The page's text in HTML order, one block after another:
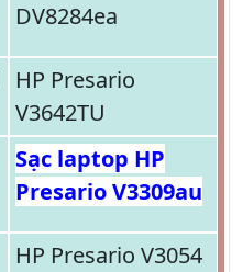
DV8284ea
HP Presario
V3642TU
Sạc laptop HP
Presario V3309au
HP Presario V3054